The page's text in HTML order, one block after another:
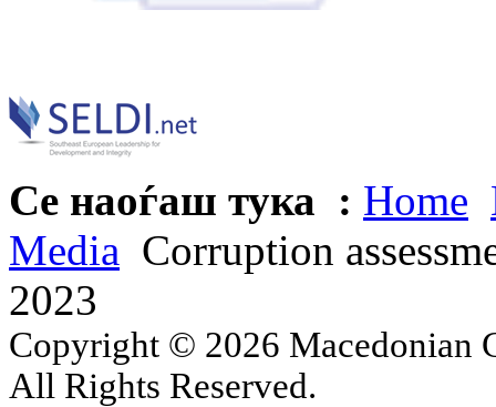
Се наоѓаш тука : Home
Media Corruption
2023
Copyright © 2026 Macedonian
All Rights Reserved.